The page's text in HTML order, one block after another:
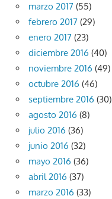
marzo 2017 (55)
febrero 2017 (29)
enero 2017 (23)
diciembre 2016 (40)
noviembre 2016 (49)
octubre 2016 (46)
septiembre 2016 (30)
agosto 2016 (8)
julio 2016 (36)
junio 2016 (32)
mayo 2016 (36)
abril 2016 (37)
marzo 2016 (33)